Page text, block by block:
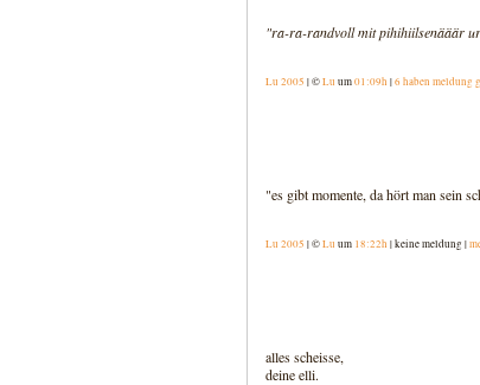
"ra-ra-randvoll mit pihihiilsenääär
Lu 2005 | ©Lu um01:09h |6 haben meldung
"es gibt momente, da hört man sein
Lu 2005 | ©Lu um 18:22h | keine meldung |
alles scheisse,
deine elli.